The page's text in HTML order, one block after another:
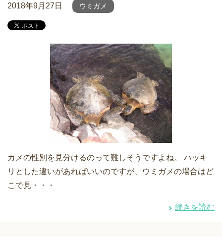
2018年9月27日 ウミガメ
カメの性別を見分けるのって難しそうですよね。 ハッキ
リとした違いがあればいいのですが、ウミガメの場合はど
こで見・・・
続きを読む